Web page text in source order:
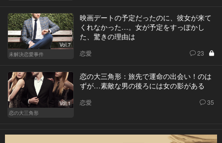
Vol.7
未解決恋愛事件
映画デートの予定だったのに、彼女が来て
くれなかった…。女が予定をすっぽかし
た、驚きの理由は
恋愛 23
Vol.1
恋の大三角形
恋の大三角形：旅先で運命の出会い！のは
ずが…素敵な男の後ろには女の影がある
恋愛 35